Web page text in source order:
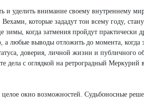
и уделить внимание своему внутреннему
которые зададут тон всему году,
когда затмения пройдут практически
а любые выводы отложить до момента, когда
доверия, личной жизни и публичного
дела с оглядкой на ретроградный Меркурий
окно возможностей. Судьбоносные